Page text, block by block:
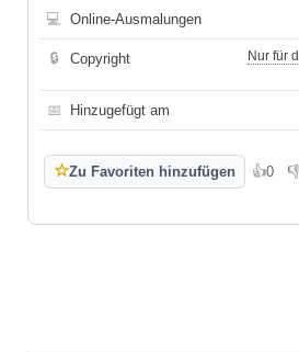
💻 Online-Ausmalungen
🔒 Copyright
Nur für
📅 Hinzugefügt am
☆Zu Favoriten hinzufügen 👍0
Gefällt